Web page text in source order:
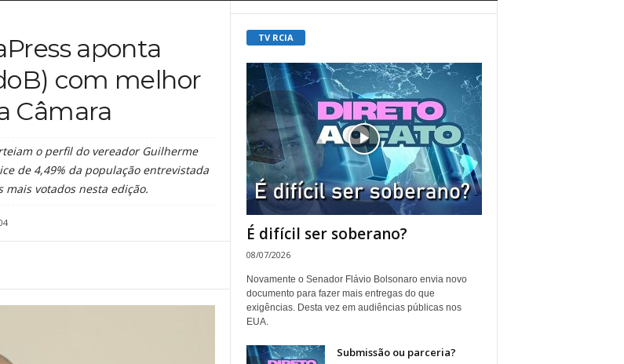
aponta
com melhor
Câmara
o perfil do vereador Guilherme
de 4,49% da população entrevistada
mais votados nesta edição.
TV RCIA
É difícil ser soberano?
08/07/2026
Novamente o Senador Flávio Bolsonaro envia novo
documento para fazer mais entregas do que
exigências. Desta vez em audiências públicas nos
EUA.
Submissão ou parceria?